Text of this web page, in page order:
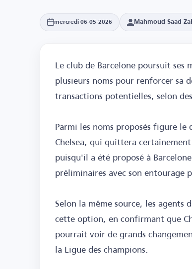
mercredi 06-05-2026 Mahmoud Saad
Le club de Barcelone poursuit
plusieurs noms pour renforcer sa
transactions potentielles, selon
Parmi les noms proposés figure
Chelsea, qui quittera
puisqu'il a été proposé à
préliminaires avec son
Selon la même source, les
cette option, en confirmant que
pourrait voir de grands
la Ligue des champions.